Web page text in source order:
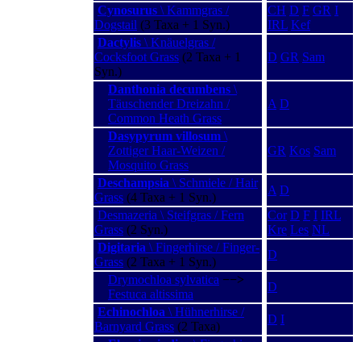
Cynosurus \ Kammgras /
Dogstail (3 Taxa + 1 Syn.)
CH D F GR I
IRL Kef
Dactylis \ Knäuelgras /
Cocksfoot Grass (2 Taxa + 1
Syn.)
D GR Sam
Danthonia decumbens \
Täuschender Dreizahn /
Common Heath Grass
A D
Dasypyrum villosum \
Zottiger Haar-Weizen /
Mosquito Grass
GR Kos Sam
Deschampsia \ Schmiele / Hair
Grass (4 Taxa + 1 Syn.)
A D
Desmazeria \ Steifgras / Fern
Grass (2 Syn.)
Cor D F I IRL
Kre Les NL
Digitaria \ Fingerhirse / Finger-
Grass (2 Taxa + 1 Syn.)
D
Drymochloa sylvatica −−>
Festuca altissima
D
Echinochloa \ Hühnerhirse /
Barnyard Grass (2 Taxa)
D I